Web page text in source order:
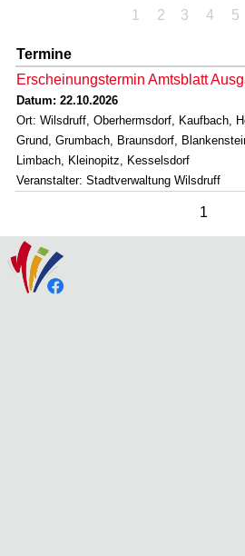
1
2 3 4 5
Termine
Erscheinungstermin Amtsblatt
Datum: 22.10.2026
Ort: Wilsdruff, Oberhermsdorf, Kaufbach,
Grund, Grumbach, Braunsdorf,
Limbach, Kleinopitz, Kesselsdorf
Veranstalter: Stadtverwaltung Wilsdruff
1